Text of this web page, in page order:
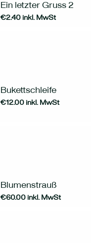
Ein letzter Gruss 2
€2.40 inkl. MwSt
Bukettschleife
€12.00 inkl. MwSt
Blumenstrauß
€60.00 inkl. MwSt